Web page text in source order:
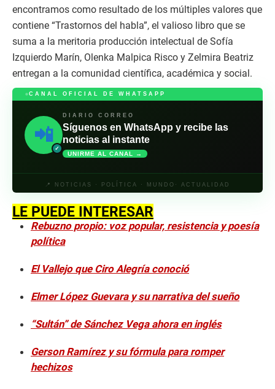
encontramos como resultado de los múltiples valores que
contiene “Trastornos del habla”, el valioso libro que se
suma a la meritoria producción intelectual de Sofía
Izquierdo Marín, Olenka Malpica Risco y Zelmira Beatriz
entregan a la comunidad científica, académica y social.
CANAL OFICIAL DE WHATSAPP
📲
✓
DIARIO CORREO
Síguenos en WhatsApp y recibe las
noticias al instante
UNIRME AL CANAL →
📍 NOTICIAS · POLÍTICA · MUNDO· ACTUALIDAD
LE PUEDE INTERESAR
Rebuzno propio: voz popular, resistencia y poesía
política
El Vallejo que Ciro Alegría conoció
Elmer López Guevara y su narrativa del sueño
“Sultán” de Sánchez Vega ahora en inglés
Gerson Ramírez y su fórmula para romper
hechizos